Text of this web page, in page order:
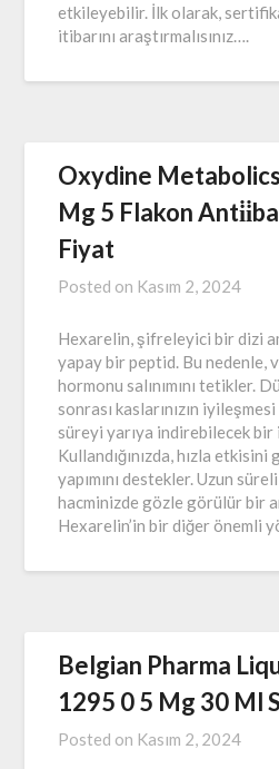
etkileyebilir. İlk olarak,
itibarını araştırmalısınız….
Oxydine
Mg 5 Flakon
Fiyat
Posted on Kasım 2, 2024
Hexarelin, şifreleyici bir dizi
yapay bir peptid. Bu nedenle,
hormonu salınımını tetikler.
sonrası kaslarınızın
süreyi yarıya indirebilecek
Kullandığınızda, hızla
yapımını destekler. Uzun
hacminizde gözle görülür bir
Hexarelin’in bir diğer önemli
Belgian Pharma
1295 0 5 Mg 30 Ml
Posted on Kasım 2, 2024